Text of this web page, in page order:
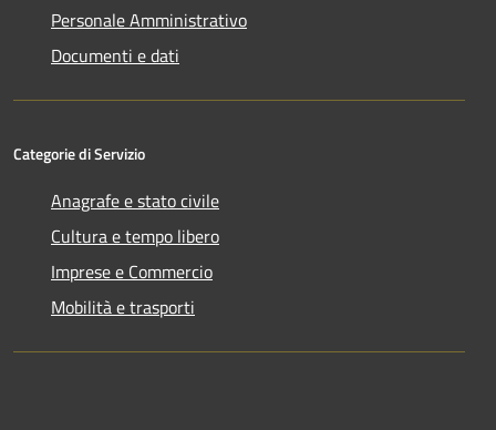
Personale Amministrativo
Documenti e dati
Categorie di Servizio
Anagrafe e stato civile
Cultura e tempo libero
Imprese e Commercio
Mobilità e trasporti